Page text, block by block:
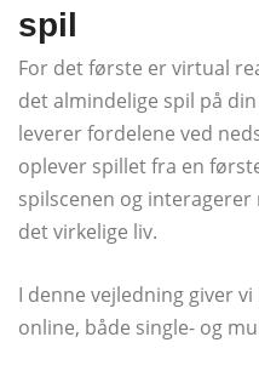
spil
For det første er virtual
det almindelige spil på
leverer fordelene ved
oplever spillet fra en
spilscenen og
det virkelige liv.
I denne vejledning giver
online, både single- og